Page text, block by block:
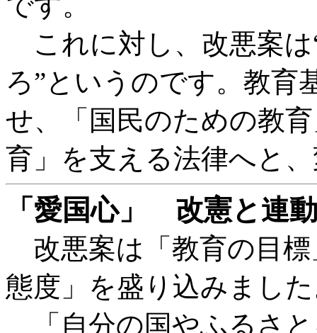
これに対し、改悪案は
ろ”というのです。教育
せ、「国民のための教
育」を支える法律へと
「愛国心」 改憲と連動
改悪案は「教育の目
態度」を盛り込みまし
「自分の国やふるさ